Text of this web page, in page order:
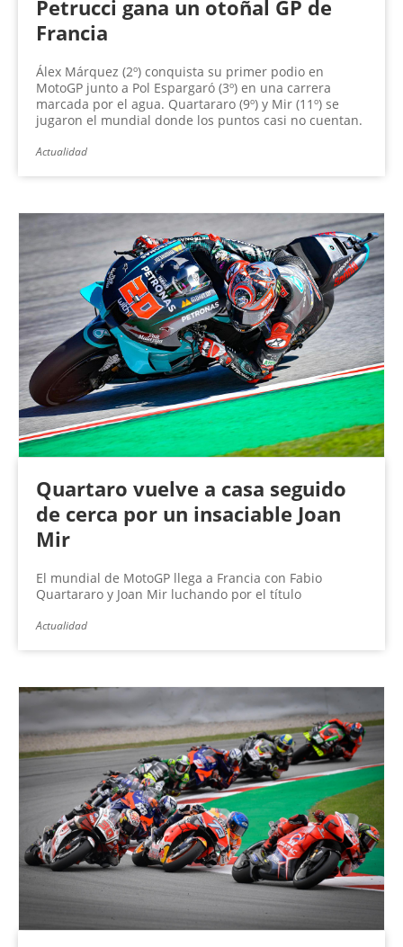
Petrucci gana un otoñal GP de
Francia
Álex Márquez (2º) conquista su primer podio en
MotoGP junto a Pol Espargaró (3º) en una carrera
marcada por el agua. Quartararo (9º) y Mir (11º) se
jugaron el mundial donde los puntos casi no cuentan.
Actualidad
Quartaro vuelve a casa seguido
de cerca por un insaciable Joan
Mir
El mundial de MotoGP llega a Francia con Fabio
Quartararo y Joan Mir luchando por el título
Actualidad